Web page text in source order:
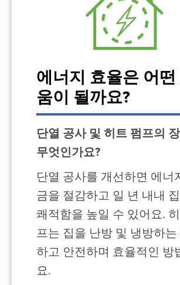
에너지 효율은 어떤
움이 될까요?
단열 공사 및 히트 펌프의
무엇인가요?
단열 공사를 개선하면 에너
금을 절감하고 일 년 내내
쾌적함을 높일 수 있어요.
프는 집을 난방 및 냉방하는
하고 안전하며 효율적인 방
요.